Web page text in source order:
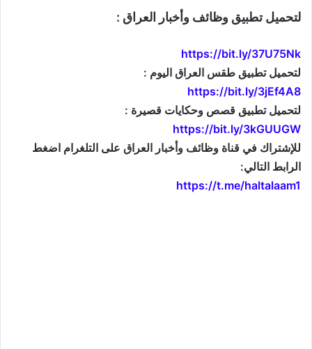
لتحميل تطبيق وظائف وأخبار العراق :
https://bit.ly/37U75Nk
لتحميل تطبيق طقس العراق اليوم :
https://bit.ly/3jEf4A8
لتحميل تطبيق قصص وحكايات قصيرة :
https://bit.ly/3kGUUGW
للإشتراك في قناة وظائف وأخبار العراق على التلغرام اضغط
الرابط التالي:
https://t.me/haltalaam1